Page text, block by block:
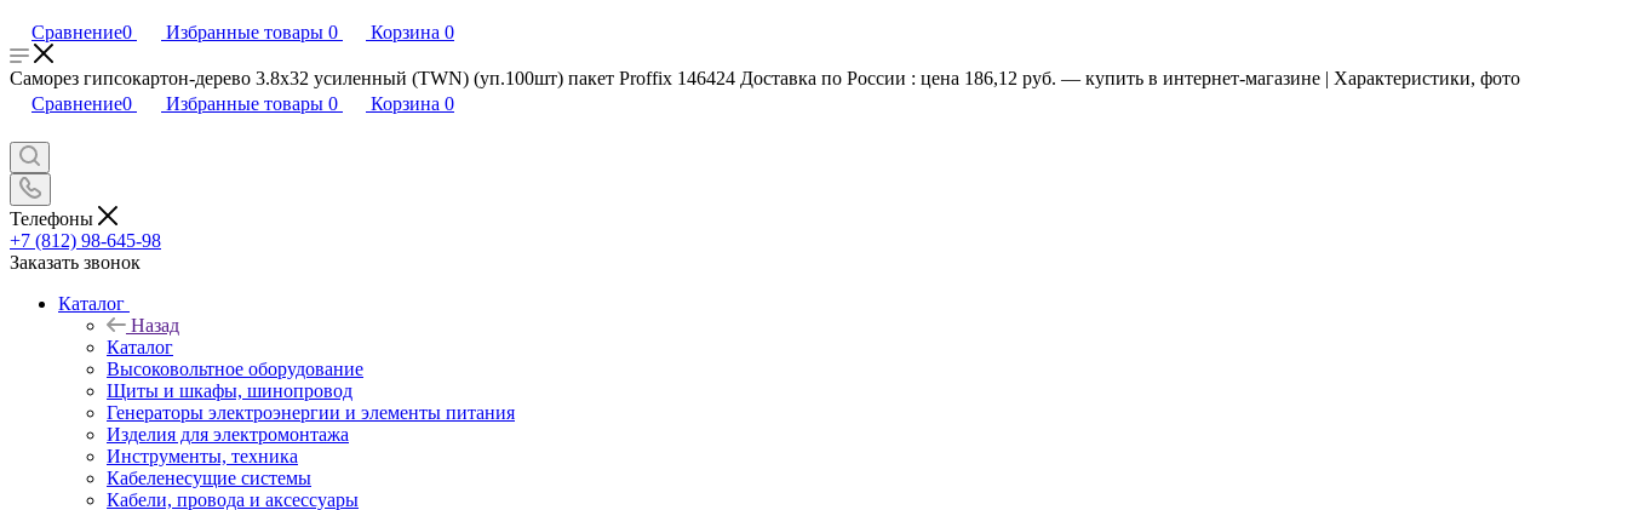
Сравнение0 Избранные товары 0 Корзина 0
Саморез гипсокартон-дерево 3.8х32 усиленный (TWN) (уп.100шт) пакет Proffix 146424 Доставка по России : цена 186,12 руб. — купить в интернет-магазине | Характеристики, фото
Сравнение0 Избранные товары 0 Корзина 0
Телефоны
+7 (812) 98-645-98
Заказать звонок
Каталог
Назад
Каталог
Высоковольтное оборудование
Щиты и шкафы, шинопровод
Генераторы электроэнергии и элементы питания
Изделия для электромонтажа
Инструменты, техника
Кабеленесущие системы
Кабели, провода и аксессуары